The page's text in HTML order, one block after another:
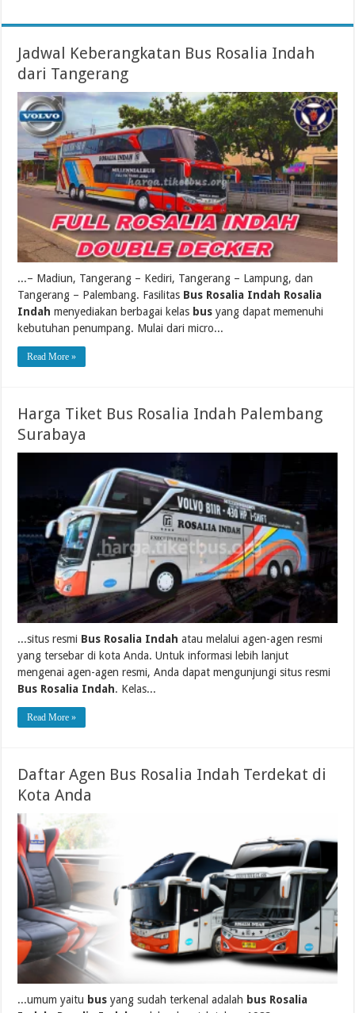
Jadwal Keberangkatan Bus Rosalia Indah
dari Tangerang
...– Madiun, Tangerang – Kediri, Tangerang – Lampung, dan
Tangerang – Palembang. Fasilitas Bus Rosalia Indah Rosalia
Indah menyediakan berbagai kelas bus yang dapat memenuhi
kebutuhan penumpang. Mulai dari micro...
Read More »
Harga Tiket Bus Rosalia Indah Palembang
Surabaya
...situs resmi Bus Rosalia Indah atau melalui agen-agen resmi
yang tersebar di kota Anda. Untuk informasi lebih lanjut
mengenai agen-agen resmi, Anda dapat mengunjungi situs resmi
Bus Rosalia Indah. Kelas...
Read More »
Daftar Agen Bus Rosalia Indah Terdekat di
Kota Anda
...umum yaitu bus yang sudah terkenal adalah bus Rosalia